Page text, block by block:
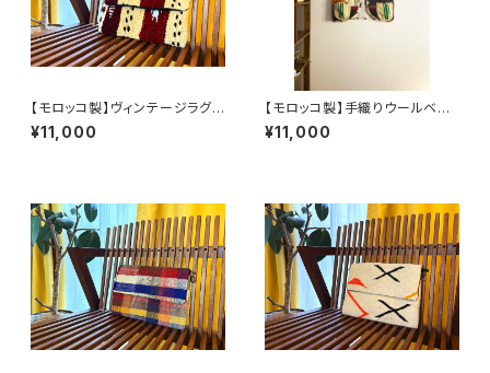
【モロッコ製】ヴィンテージラグク
ラッチバッグ（チェーン付）J
¥11,000
【モロッコ製】手織りウールベス
ト／ユニセックス
¥11,000